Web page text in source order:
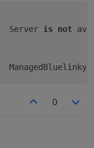
	error	Server
is not
error
0